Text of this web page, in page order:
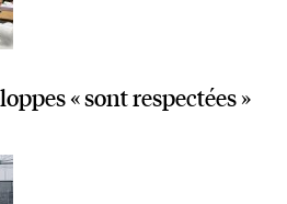
« sont respectées »